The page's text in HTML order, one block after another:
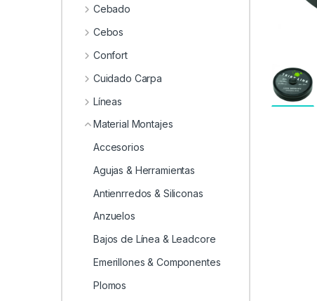
Cebado
Cebos
Confort
Cuidado Carpa
Líneas
Material Montajes
Accesorios
Agujas & Herramientas
Antienrredos & Siliconas
Anzuelos
Bajos de Línea & Leadcore
Emerillones & Componentes
Plomos